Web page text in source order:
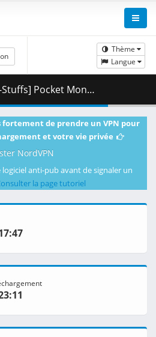
Thème
Langue
HEVC 10-bit) [A4B7BBC1].mkv.003 ( 417.87 MB )
fortement de prendre un VPN pour
et votre vie privée
NordVPN
anti-pub avant de signaler un
la page tutoriel